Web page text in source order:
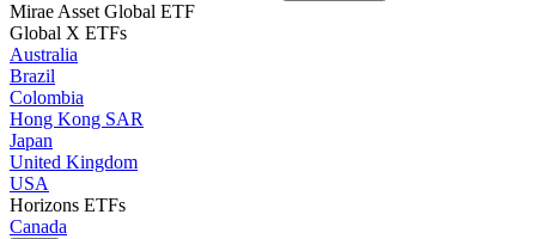
Mirae Asset Global ETF
Global X ETFs
Australia
Brazil
Colombia
Hong Kong SAR
Japan
United Kingdom
USA
Horizons ETFs
Canada